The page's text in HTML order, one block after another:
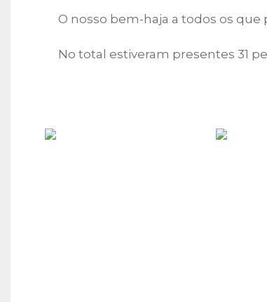
O nosso bem-haja a todos os que
No total estiveram presentes 31